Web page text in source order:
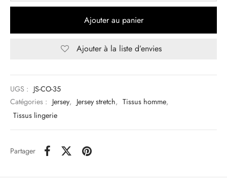
Ajouter au panier
Ajouter à la liste d’envies
UGS : JS-CO-35
Catégories : Jersey, Jersey stretch, Tissus homme,
Tissus lingerie
Partager